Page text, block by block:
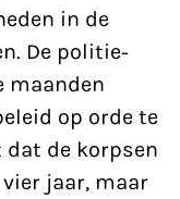
in de
De politie-
maanden
op orde te
dat de korpsen
jaar, maar